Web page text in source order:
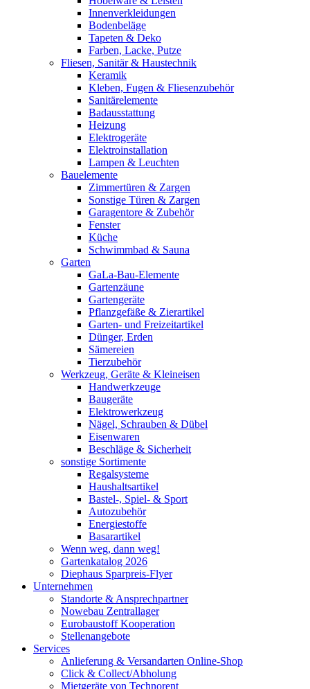
Innenverkleidungen
Bodenbeläge
Tapeten & Deko
Farben, Lacke, Putze
Fliesen, Sanitär & Haustechnik
Keramik
Kleben, Fugen & Fliesenzubehör
Sanitärelemente
Badausstattung
Heizung
Elektrogeräte
Elektroinstallation
Lampen & Leuchten
Bauelemente
Zimmertüren & Zargen
Sonstige Türen & Zargen
Garagentore & Zubehör
Fenster
Küche
Schwimmbad & Sauna
Garten
GaLa-Bau-Elemente
Gartenzäune
Gartengeräte
Pflanzgefäße & Zierartikel
Garten- und Freizeitartikel
Dünger, Erden
Sämereien
Tierzubehör
Werkzeug, Geräte & Kleineisen
Handwerkzeuge
Baugeräte
Elektrowerkzeug
Nägel, Schrauben & Dübel
Eisenwaren
Beschläge & Sicherheit
sonstige Sortimente
Regalsysteme
Haushaltsartikel
Bastel-, Spiel- & Sport
Autozubehör
Energiestoffe
Basarartikel
Wenn weg, dann weg!
Gartenkatalog 2026
Diephaus Sparpreis-Flyer
Unternehmen
Standorte & Ansprechpartner
Nowebau Zentrallager
Eurobaustoff Kooperation
Stellenangebote
Services
Anlieferung & Versandarten Online-Shop
Click & Collect/Abholung
Mietgeräte von Technorent